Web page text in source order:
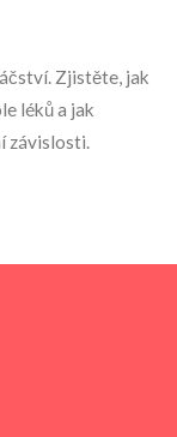
Zjistěte, jak
léků a jak
závislosti.